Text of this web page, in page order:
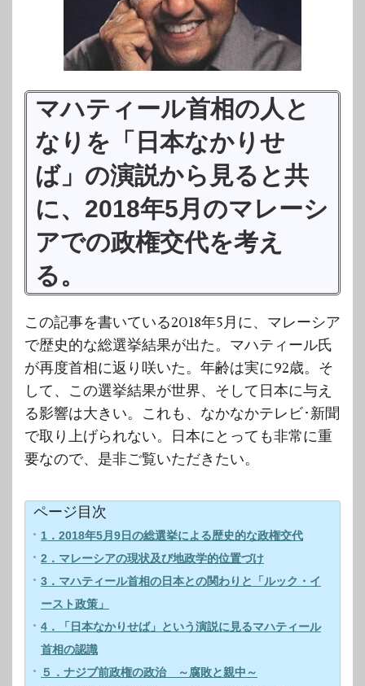
マハティール首相の人と
なりを「日本なかりせ
ば」の演説から見ると共
に、2018年5月のマレーシ
アでの政権交代を考え
る。
この記事を書いている2018年5月に、マレーシア
で歴史的な総選挙結果が出た。マハティール氏
が再度首相に返り咲いた。年齢は実に92歳。そ
して、この選挙結果が世界、そして日本に与え
る影響は大きい。これも、なかなかテレビ･新聞
で取り上げられない。日本にとっても非常に重
要なので、是非ご覧いただきたい。
ページ目次
1．2018年5月9日の総選挙による歴史的な政権交代
2．マレーシアの現状及び地政学的位置づけ
3．マハティール首相の日本との関わりと「ルック・イ
ースト政策」
4．「日本なかりせば」という演説に見るマハティール
首相の認識
５．ナジブ前政権の政治 ～腐敗と親中～